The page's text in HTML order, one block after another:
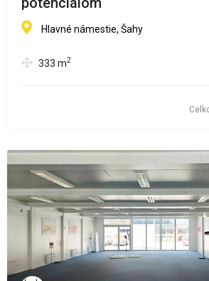
Hlavné námestie, Šahy
333 m2